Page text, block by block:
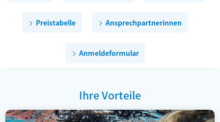
Preistabelle Ansprechpartnerinnen
Anmeldeformular
Ihre Vorteile